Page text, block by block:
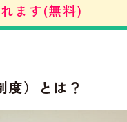
ます(無料)
度）とは？